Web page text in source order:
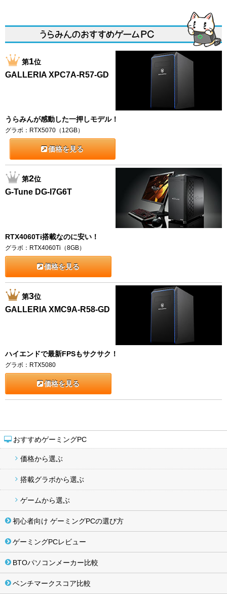
おすすめゲーミングPC
価格から選ぶ
搭載グラボから選ぶ
ゲームから選ぶ
初心者向け ゲーミングPCの選び方
ゲーミングPCレビュー
BTOパソコンメーカー比較
ベンチマークスコア比較
第1位
GALLERIA XPC7A-R57-GD
うらみんが感動した一押しモデル！
グラボ：RTX5070（12GB）
価格を見る
第2位
G-Tune DG-I7G6T
RTX4060Ti搭載なのに安い！
グラボ：RTX4060Ti（8GB）
価格を見る
第3位
GALLERIA XMC9A-R58-GD
ハイエンドで最新FPSもサクサク！
グラボ：RTX5080
価格を見る